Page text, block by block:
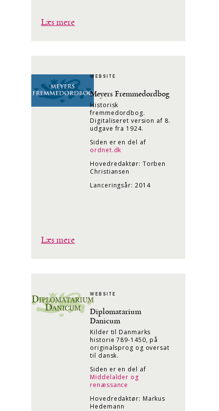
Læs mere
WEBSITE
Meyers Fremmedordbog
Historisk
fremmedordbog.
Digitaliseret version af 8.
udgave fra 1924.
Siden er en del af
ordnet.dk
Hovedredaktør: Torben
Christiansen
Lanceringsår: 2014
Læs mere
WEBSITE
Diplomatarium
Danicum
Kilder til Danmarks
historie 789-1450, på
originalsprog og oversat
til dansk.
Siden er en del af
Middelalder og
renæssance
Hovedredaktør: Markus
Hedemann